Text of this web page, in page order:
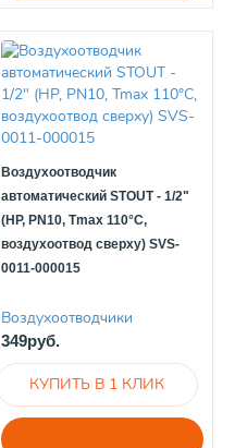
Воздухоотводчик
автоматический STOUT - 1/2"
(НР, PN10, Tmax 110°С,
воздухоотвод сверху) SVS-
0011-000015
Воздухоотводчики
349руб.